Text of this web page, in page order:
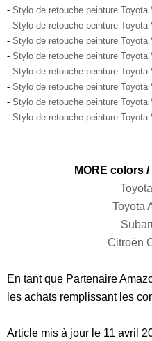
- Stylo de retouche peinture Toyota
- Stylo de retouche peinture Toyota
- Stylo de retouche peinture
- Stylo de retouche peinture
- Stylo de retouche peinture Toyota
- Stylo de retouche peinture Toyota
- Stylo de retouche peinture Toyota
- Stylo de retouche peinture Toyota
MORE colors /
Toyota
Citroën
En tant que Partenaire
les achats remplissant les
Article mis à jour le 11 avril